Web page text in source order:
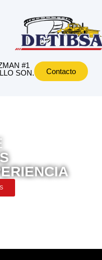
#1
SON.
Contacto